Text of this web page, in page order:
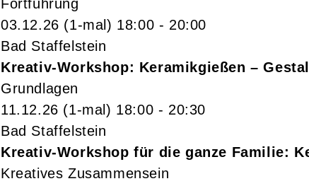
Fortführung
03.12.26 (1-mal) 18:00 - 20:00
Bad Staffelstein
Kreativ-Workshop: Keramikgießen –
Grundlagen
11.12.26 (1-mal) 18:00 - 20:30
Bad Staffelstein
Kreativ-Workshop für die ganze Familie:
Kreatives Zusammensein